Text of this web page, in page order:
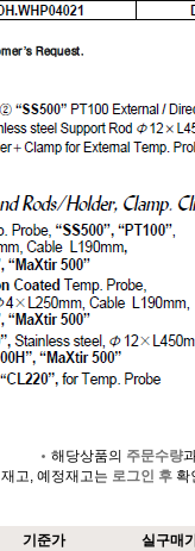
해당상품의 주문수량
재고, 예정재고는 로그인 후 확
기준가 실구매